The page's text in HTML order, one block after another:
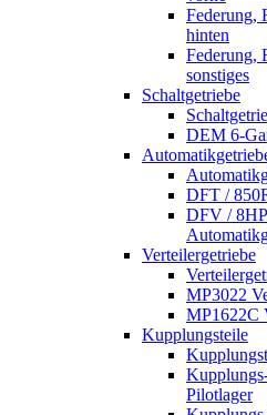
Federung,
hinten
Federung,
sonstiges
Schaltgetriebe
DEM 6-
DFT /
DFV /
Verteilergetriebe
MP3022
MP1622C
Kupplungsteile
Pilotlager